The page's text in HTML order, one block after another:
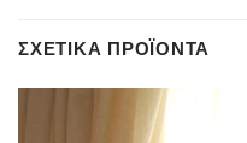
ΣΧΕΤΙΚΆ ΠΡΟΪΌΝΤΑ